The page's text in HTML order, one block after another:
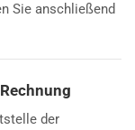
Sie anschließend
der